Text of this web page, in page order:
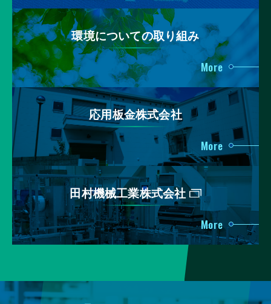
環境についての取り組み
More
応⽤板⾦株式会社
More
⽥村機械⼯業株式会社
More